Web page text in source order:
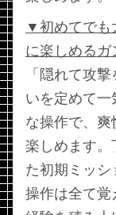
▼初めてでも
に楽しめる
「隠れて攻
いを定めて
な操作で、
楽しめます。
た初期ミッ
操作は全て覚